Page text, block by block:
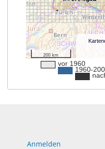
200 km
vor 1960
1960-
Anmelden